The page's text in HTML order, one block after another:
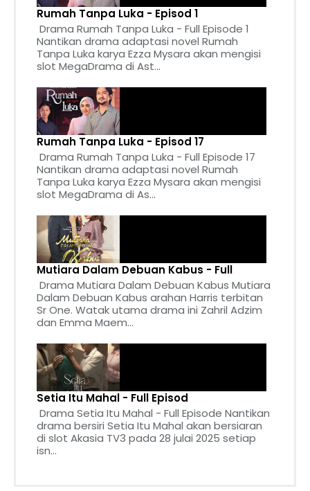
Rumah Tanpa Luka - Episod 1
Drama Rumah Tanpa Luka - Full Episode 1
Nantikan drama adaptasi novel Rumah
Tanpa Luka karya Ezza Mysara akan mengisi
slot MegaDrama di Ast...
Rumah Tanpa Luka - Episod 17
Drama Rumah Tanpa Luka - Full Episode 17
Nantikan drama adaptasi novel Rumah
Tanpa Luka karya Ezza Mysara akan mengisi
slot MegaDrama di As...
Mutiara Dalam Debuan Kabus - Full
Drama Mutiara Dalam Debuan Kabus Mutiara
Dalam Debuan Kabus arahan Harris terbitan
Sr One. Watak utama drama ini Zahril Adzim
dan Emma Maem...
Setia Itu Mahal - Full Episod
Drama Setia Itu Mahal - Full Episode Nantikan
drama bersiri Setia Itu Mahal akan bersiaran
di slot Akasia TV3 pada 28 julai 2025 setiap
isn...